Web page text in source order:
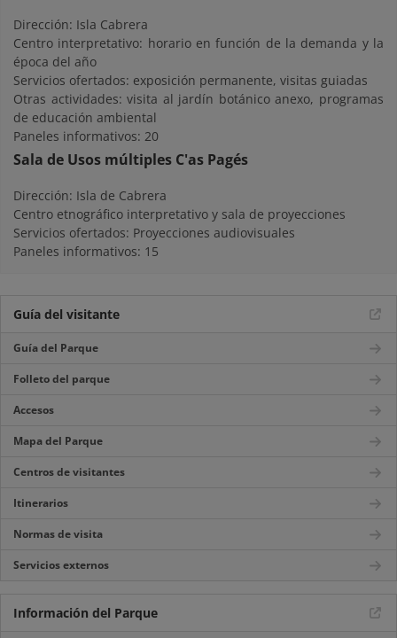
Dirección: Isla Cabrera
Centro interpretativo: horario en función de la demanda y la
época del año
Servicios ofertados: exposición permanente, visitas guiadas
Otras actividades: visita al jardín botánico anexo, programas
de educación ambiental
Paneles informativos: 20
Sala de Usos múltiples C'as Pagés
Dirección: Isla de Cabrera
Centro etnográfico interpretativo y sala de proyecciones
Servicios ofertados: Proyecciones audiovisuales
Paneles informativos: 15
Guía del visitante
Guía del Parque
Folleto del parque
Accesos
Mapa del Parque
Centros de visitantes
Itinerarios
Normas de visita
Servicios externos
Información del Parque